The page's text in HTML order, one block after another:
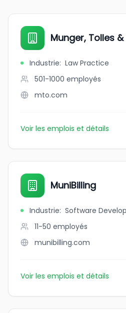
Munger, Tolles &
Industrie: Law Practice
501-1000 employés
mto.com
Voir les emplois et détails
MuniBilling
Industrie: Software
11-50 employés
munibilling.com
Voir les emplois et détails